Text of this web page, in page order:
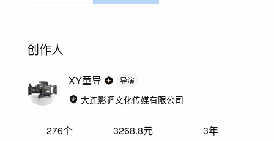
创作人
XY童导 导演
大连影调文化传媒有限公司
276个 3268.8元 3年